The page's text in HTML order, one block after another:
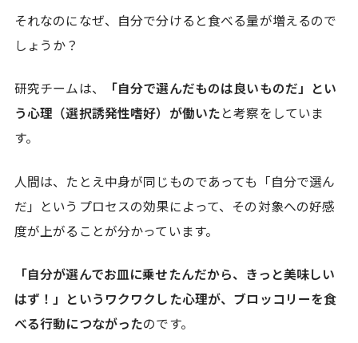
それなのになぜ、自分で分けると食べる量が増えるので
しょうか？
研究チームは、
「自分で選んだものは良いものだ」とい
う心理（選択誘発性嗜好）が働いたと考察をしていま
す。
人間は、たとえ中身が同じものであっても「自分で選ん
だ」というプロセスの効果によって、その対象への好感
度が上がることが分かっています。
「自分が選んでお皿に乗せたんだから、きっと美味しい
はず！」というワクワクした心理が、ブロッコリーを食
べる行動につながったのです。